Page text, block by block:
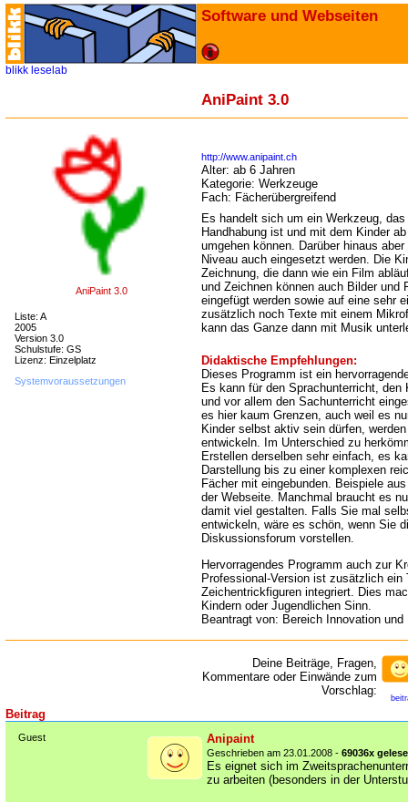
Software und Webseiten
blikk leselab
AniPaint 3.0
AniPaint 3.0
Liste: A
2005
Version 3.0
Schulstufe: GS
Lizenz: Einzelplatz
Systemvoraussetzungen
http://www.anipaint.ch
Alter: ab 6 Jahren
Kategorie: Werkzeuge
Fach: Fächerübergreifend
Es handelt sich um ein Werkzeug,
Handhabung ist und mit dem Kinder
umgehen können. Darüber hinaus
Niveau auch eingesetzt werden. Die
Zeichnung, die dann wie ein Film
und Zeichnen können auch Bilder und
eingefügt werden sowie auf eine sehr
zusätzlich noch Texte mit einem
kann das Ganze dann mit Musik
Didaktische Empfehlungen:
Dieses Programm ist ein
Es kann für den Sprachunterricht,
und vor allem den Sachunterricht
es hier kaum Grenzen, auch weil es
Kinder selbst aktiv sein dürfen,
entwickeln. Im Unterschied zu
Erstellen derselben sehr einfach, es
Darstellung bis zu einer komplexen
Fächer mit eingebunden. Beispiele
der Webseite. Manchmal braucht es
damit viel gestalten. Falls Sie mal
entwickeln, wäre es schön, wenn Sie
Diskussionsforum vorstellen.
Hervorragendes Programm auch zur
Professional-Version ist zusätzlich
Zeichentrickfiguren integriert. Dies
Kindern oder Jugendlichen Sinn.
Beantragt von: Bereich Innovation und
Deine Beiträge, Fragen,
Kommentare oder Einwände zum
Vorschlag:
Beitrag
Guest Anipaint
Geschrieben am 23.01.2008 - 69036x
Es eignet sich im
zu arbeiten (besonders in der